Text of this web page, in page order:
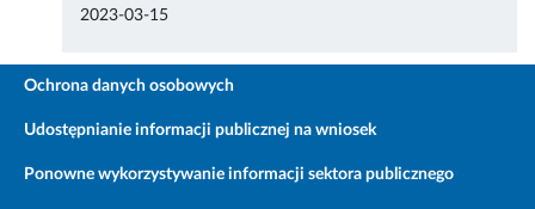
2023-03-15
Ochrona danych osobowych
Udostępnianie informacji publicznej na wniosek
Ponowne wykorzystywanie informacji sektora publicznego